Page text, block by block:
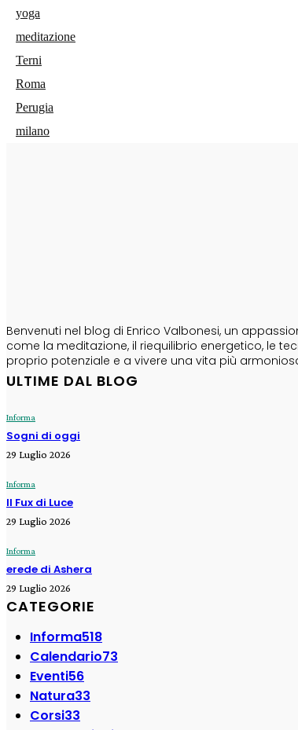
yoga
meditazione
Terni
Roma
Perugia
milano
Benvenuti nel blog di Enrico Valbonesi, un
come la meditazione, il riequilibrio energetico, le
proprio potenziale e a vivere una vita più
ULTIME DAL BLOG
Informa
Sogni di oggi
29 Luglio 2026
Informa
Il Fux di Luce
29 Luglio 2026
Informa
erede di Ashera
29 Luglio 2026
CATEGORIE
Informa518
Calendario73
Eventi56
Natura33
Corsi33